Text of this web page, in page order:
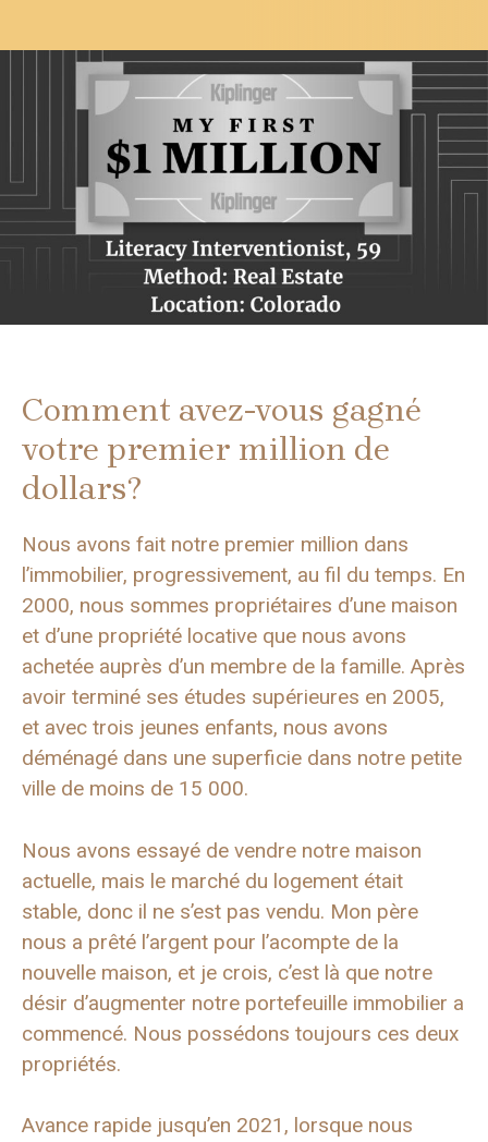
Comment avez-vous gagné
votre premier million de
dollars?
Nous avons fait notre premier million dans
l’immobilier, progressivement, au fil du temps. En
2000, nous sommes propriétaires d’une maison
et d’une propriété locative que nous avons
achetée auprès d’un membre de la famille. Après
avoir terminé ses études supérieures en 2005,
et avec trois jeunes enfants, nous avons
déménagé dans une superficie dans notre petite
ville de moins de 15 000.
Nous avons essayé de vendre notre maison
actuelle, mais le marché du logement était
stable, donc il ne s’est pas vendu. Mon père
nous a prêté l’argent pour l’acompte de la
nouvelle maison, et je crois, c’est là que notre
désir d’augmenter notre portefeuille immobilier a
commencé. Nous possédons toujours ces deux
propriétés.
Avance rapide jusqu’en 2021, lorsque nous